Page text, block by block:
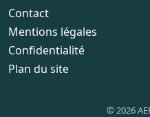
Contact
Mentions légales
Confidentialité
Plan du site
© 2026